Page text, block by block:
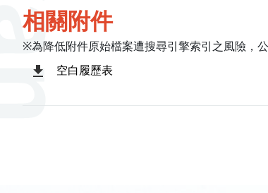
相關附件
※為降低附件原始檔案遭搜尋引擎索引之風險，
空白履歷表